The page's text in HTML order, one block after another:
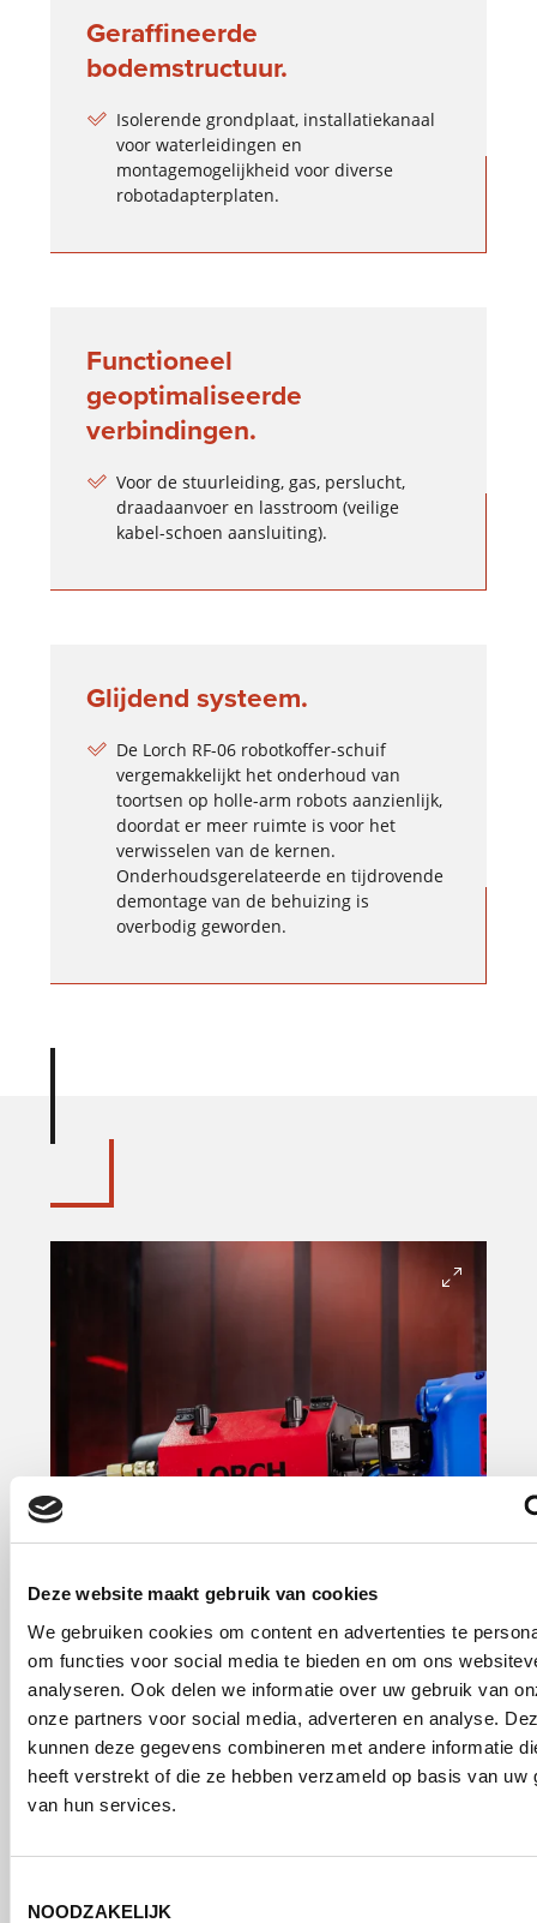
Deze website maakt gebruik van cookies
We gebruiken cookies om content en advertenties te
om functies voor social media te bieden en om ons
analyseren. Ook delen we informatie over uw gebruik van
onze partners voor social media, adverteren en analyse.
kunnen deze gegevens combineren met andere informatie
heeft verstrekt of die ze hebben verzameld op basis van uw
van hun services.
NOODZAKELIJK
Geraffineerde
bodemstructuur.
Isolerende grondplaat, installatiekanaal
voor waterleidingen en
montagemogelijkheid voor diverse
robotadapterplaten.
Functioneel
geoptimaliseerde
verbindingen.
Voor de stuurleiding, gas, perslucht,
draadaanvoer en lasstroom (veilige
kabel-schoen aansluiting).
Glijdend systeem.
De Lorch RF-06 robotkoffer-schuif
vergemakkelijkt het onderhoud van
toortsen op holle-arm robots aanzienlijk,
doordat er meer ruimte is voor het
verwisselen van de kernen.
Onderhoudsgerelateerde en tijdrovende
demontage van de behuizing is
overbodig geworden.